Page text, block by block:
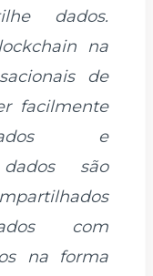
dados.
na
de
facilmente
e
são
com
na forma